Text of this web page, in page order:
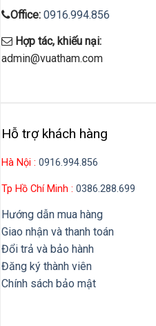
Office: 0916.994.856
Hợp tác, khiếu nại:
admin@vuatham.com
Hỗ trợ khách hàng
Hà Nội : 0916.994.856
Tp Hồ Chí Minh : 0386.288.699
Hướng dẫn mua hàng
Giao nhận và thanh toán
Đổi trả và bảo hành
Đăng ký thành viên
Chính sách bảo mật